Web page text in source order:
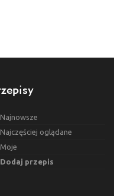
Najnowsze
Najczęściej oglądane
Moje
Dodaj przepis